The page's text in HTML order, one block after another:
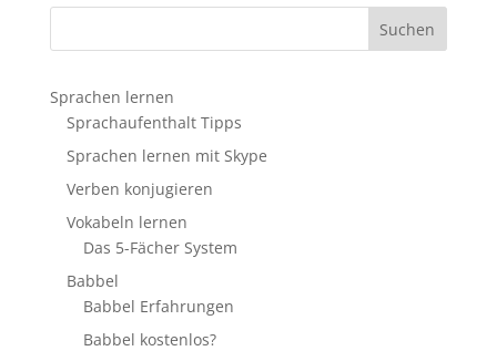
Sprachen lernen
Sprachaufenthalt Tipps
Sprachen lernen mit Skype
Verben konjugieren
Vokabeln lernen
Das 5-Fächer System
Babbel
Babbel Erfahrungen
Babbel kostenlos?